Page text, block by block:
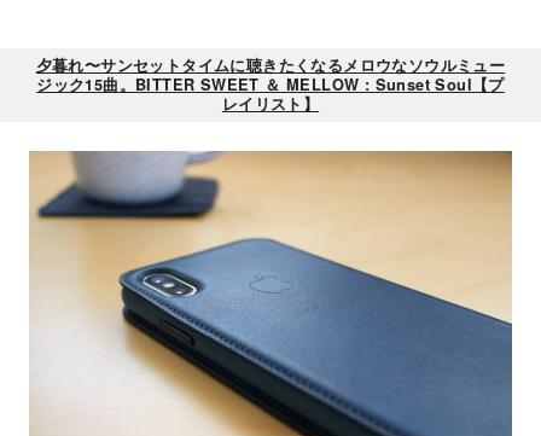
夕暮れ〜サンセットタイムに聴きたくなるメロウなソウルミュー
ジック15曲。BITTER SWEET ＆ MELLOW : Sunset Soul【プ
レイリスト】